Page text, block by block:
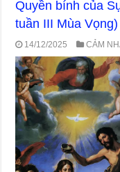
Quyền bính của
tuần III Mùa Vọng)
14/12/2025 CẢM